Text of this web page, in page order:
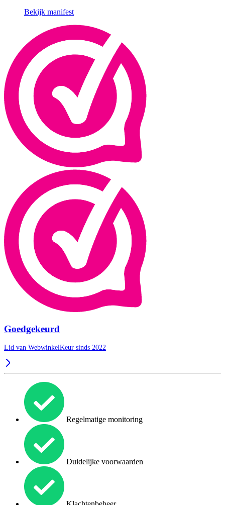
Bekijk manifest
Goedgekeurd
Lid van WebwinkelKeur sinds 2022
Regelmatige monitoring
Duidelijke voorwaarden